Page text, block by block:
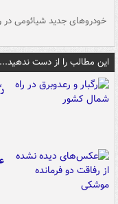
خودروهای جدید شیائومی در
این مطالب را از دست